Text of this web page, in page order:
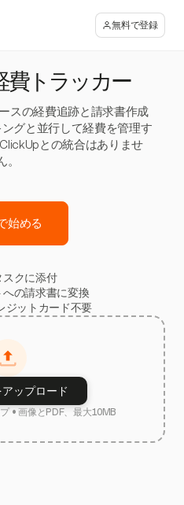
無料で登録
費トラッカー
スの経費追跡と請求書作成
グと並行して経費を管理す
との統合はありませ
。
始める
スクに添付
の請求書に変換
ジットカード不要
ップロード
• 画像とPDF、最大10MB